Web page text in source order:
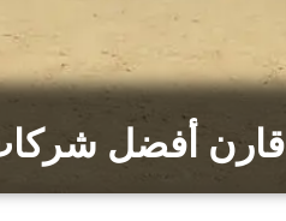
قارن أفضل شركات